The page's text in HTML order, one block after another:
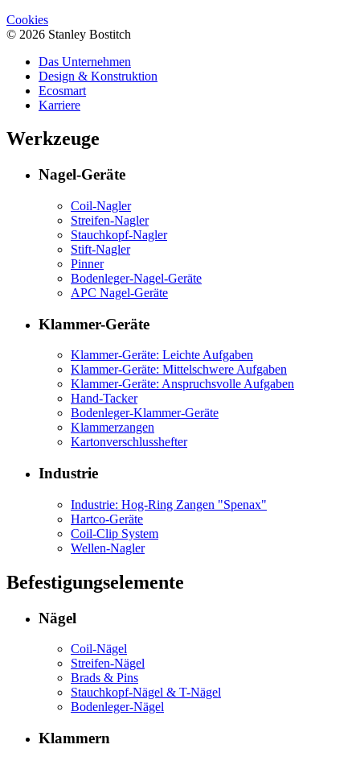
Cookies
© 2026 Stanley Bostitch
Das Unternehmen
Design & Konstruktion
Ecosmart
Karriere
Werkzeuge
Nagel-Geräte
Coil-Nagler
Streifen-Nagler
Stauchkopf-Nagler
Stift-Nagler
Pinner
Bodenleger-Nagel-Geräte
APC Nagel-Geräte
Klammer-Geräte
Klammer-Geräte: Leichte Aufgaben
Klammer-Geräte: Mittelschwere Aufgaben
Klammer-Geräte: Anspruchsvolle Aufgaben
Hand-Tacker
Bodenleger-Klammer-Geräte
Klammerzangen
Kartonverschlusshefter
Industrie
Industrie: Hog-Ring Zangen "Spenax"
Hartco-Geräte
Coil-Clip System
Wellen-Nagler
Befestigungselemente
Nägel
Coil-Nägel
Streifen-Nägel
Brads & Pins
Stauchkopf-Nägel & T-Nägel
Bodenleger-Nägel
Klammern